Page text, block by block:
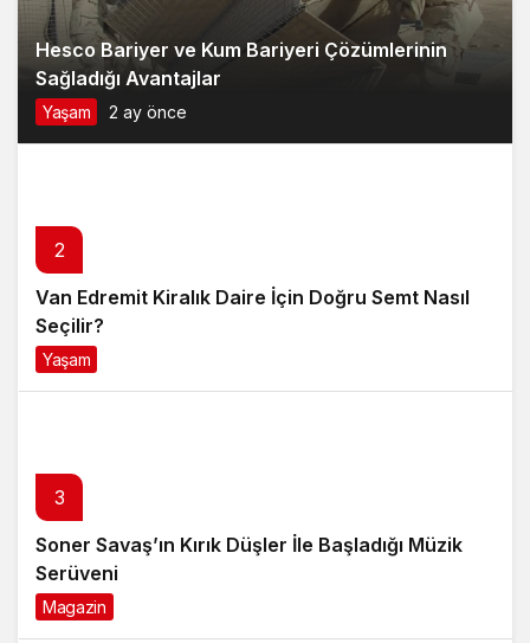
Hesco Bariyer ve Kum Bariyeri Çözümlerinin
Sağladığı Avantajlar
Yaşam 2 ay önce
2
Van Edremit Kiralık Daire İçin Doğru Semt Nasıl
Seçilir?
Yaşam
3
Soner Savaş’ın Kırık Düşler İle Başladığı Müzik
Serüveni
Magazin